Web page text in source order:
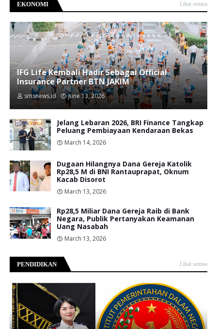
EKONOMI Lihat semua
IFG Life Kembali Hadir Sebagai Official
Insurance Partner BTN JAKIM
smsnews.id June 13, 2026
Jelang Lebaran 2026, BRI Finance Tangkap
Peluang Pembiayaan Kendaraan Bekas
March 14, 2026
Dugaan Hilangnya Dana Gereja Katolik
Rp28,5 M di BNI Rantauprapat, Oknum
Kacab Disorot
March 13, 2026
Rp28,5 Miliar Dana Gereja Raib di Bank
Negara, Publik Pertanyakan Keamanan
Uang Nasabah
March 13, 2026
PENDIDIKAN Lihat semua